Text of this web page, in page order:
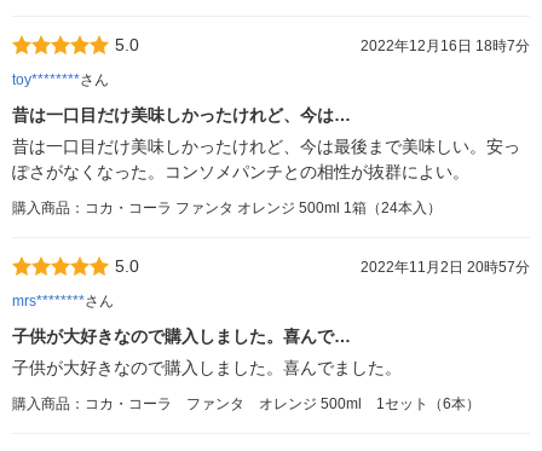
5.0
2022年12月16日 18時7分
toy********さん
昔は一口目だけ美味しかったけれど、今は…
昔は一口目だけ美味しかったけれど、今は最後まで美味しい。安っ
ぽさがなくなった。コンソメパンチとの相性が抜群によい。
購入商品：コカ・コーラ ファンタ オレンジ 500ml 1箱（24本入）
5.0
2022年11月2日 20時57分
mrs********さん
子供が大好きなので購入しました。喜んで…
子供が大好きなので購入しました。喜んでました。
購入商品：コカ・コーラ ファンタ オレンジ 500ml 1セット（6本）